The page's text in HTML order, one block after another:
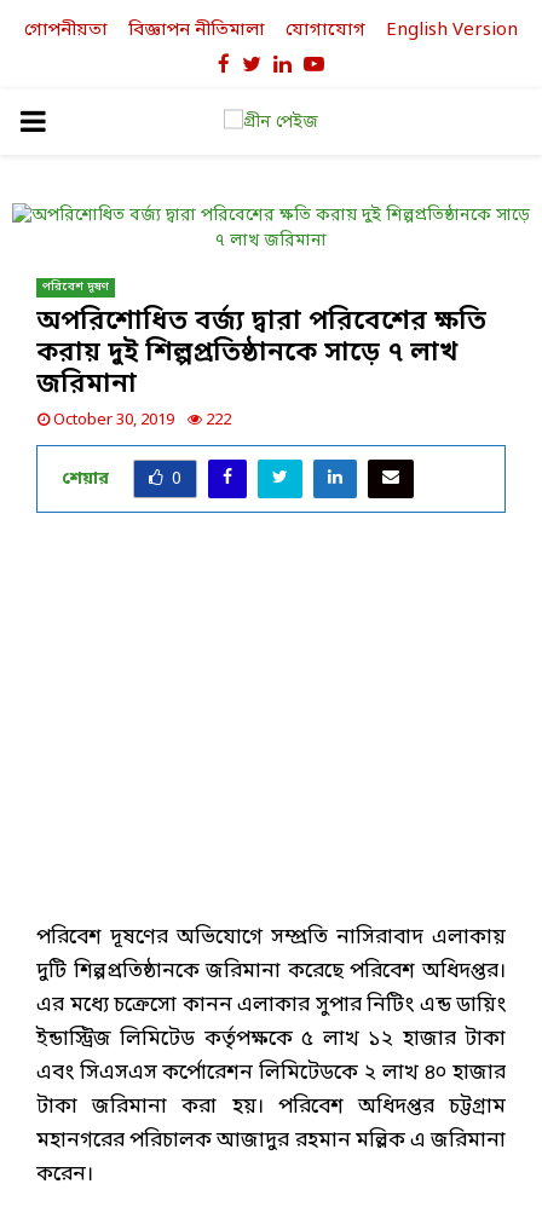
গোপনীয়তা বিজ্ঞাপন নীতিমালা যোগাযোগ English Version
Facebook
TwitterLinkedinYoutube
PRIMARY
পরিবেশ দূষণ
অপরিশোধিত বর্জ্য দ্বারা পরিবেশের ক্ষতি
করায় দুই শিল্পপ্রতিষ্ঠানকে সাড়ে ৭ লাখ
জরিমানা
October 30, 2019 222
শেয়ার 0
পরিবেশ দূষণের অভিযোগে সম্প্রতি নাসিরাবাদ এলাকায়
দুটি শিল্পপ্রতিষ্ঠানকে জরিমানা করেছে পরিবেশ অধিদপ্তর।
এর মধ্যে চক্রেসো কানন এলাকার সুপার নিটিং এন্ড ডায়িং
ইন্ডাস্ট্রিজ লিমিটেড কর্তৃপক্ষকে ৫ লাখ ১২ হাজার টাকা
এবং সিএসএস কর্পোরেশন লিমিটেডকে ২ লাখ ৪০ হাজার
টাকা জরিমানা করা হয়। পরিবেশ অধিদপ্তর চট্টগ্রাম
মহানগরের পরিচালক আজাদুর রহমান মল্লিক এ জরিমানা
করেন।